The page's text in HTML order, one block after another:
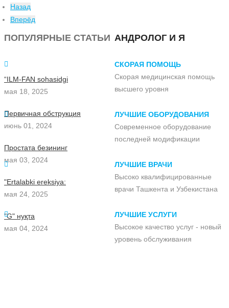
Назад
Вперёд
ПОПУЛЯРНЫЕ СТАТЬИ
“ILM-FAN sohasidgi
мая 18, 2025
Первичная обструкция
июнь 01, 2024
Простата безининг
мая 03, 2024
"Ertalabki ereksiya:
мая 24, 2025
"G" нуқта
мая 04, 2024
АНДРОЛОГ И Я
СКОРАЯ ПОМОЩЬ
Скорая медицинская помощь
высшего уровня
ЛУЧШИЕ ОБОРУДОВАНИЯ
Современное оборудование
последней модификации
ЛУЧШИЕ ВРАЧИ
Высоко квалифицированные
врачи Ташкента и Узбекистана
ЛУЧШИЕ УСЛУГИ
Высокое качество услуг - новый
уровень обслуживания